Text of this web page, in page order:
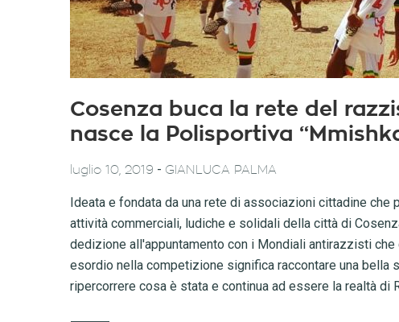
Cosenza buca la rete del
nasce la Polisportiva
luglio 10, 2019 - GIANLUCA PALMA
Ideata e fondata da una rete di associazioni cittadine
attività commerciali, ludiche e solidali della città di
dedizione all'appuntamento con i Mondiali antirazzisti
esordio nella competizione significa raccontare una bella
ripercorrere cosa è stata e continua ad essere la realtà di